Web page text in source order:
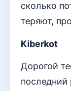
сколько
теряют,
Kiberkot
Дорогой
последний